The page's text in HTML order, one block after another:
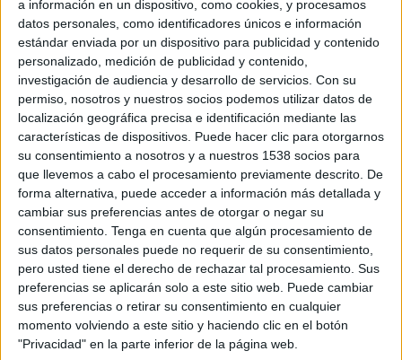
a información en un dispositivo, como cookies, y procesamos
datos personales, como identificadores únicos e información
estándar enviada por un dispositivo para publicidad y contenido
personalizado, medición de publicidad y contenido,
investigación de audiencia y desarrollo de servicios. Con su
permiso, nosotros y nuestros socios podemos utilizar datos de
localización geográfica precisa e identificación mediante las
características de dispositivos. Puede hacer clic para otorgarnos
su consentimiento a nosotros y a nuestros 1538 socios para
que llevemos a cabo el procesamiento previamente descrito. De
forma alternativa, puede acceder a información más detallada y
cambiar sus preferencias antes de otorgar o negar su
consentimiento. Tenga en cuenta que algún procesamiento de
sus datos personales puede no requerir de su consentimiento,
pero usted tiene el derecho de rechazar tal procesamiento. Sus
preferencias se aplicarán solo a este sitio web. Puede cambiar
sus preferencias o retirar su consentimiento en cualquier
momento volviendo a este sitio y haciendo clic en el botón
"Privacidad" en la parte inferior de la página web.
Sant Llorenç. L’Ajuntament va organitzar ...
Notícia
Les més de 1.100 esglésies gironines
pateixen vuit robatoris i un acte
vandàlic el 2024
Les més de 1.100 esglésies de la Diòcesi de Girona van patir el
2024 un total de vuit robatoris i un acte vandàlic. Els Mossos